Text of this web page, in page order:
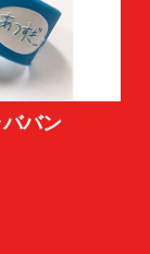
バン